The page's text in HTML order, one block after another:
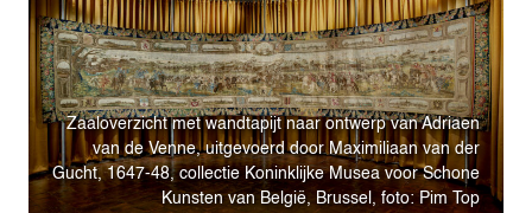
Zaaloverzicht met wandtapijt naar ontwerp van Adriaen
van de Venne, uitgevoerd door Maximiliaan van der
Gucht, 1647-48, collectie Koninklijke Musea voor Schone
Kunsten van België, Brussel, foto: Pim Top